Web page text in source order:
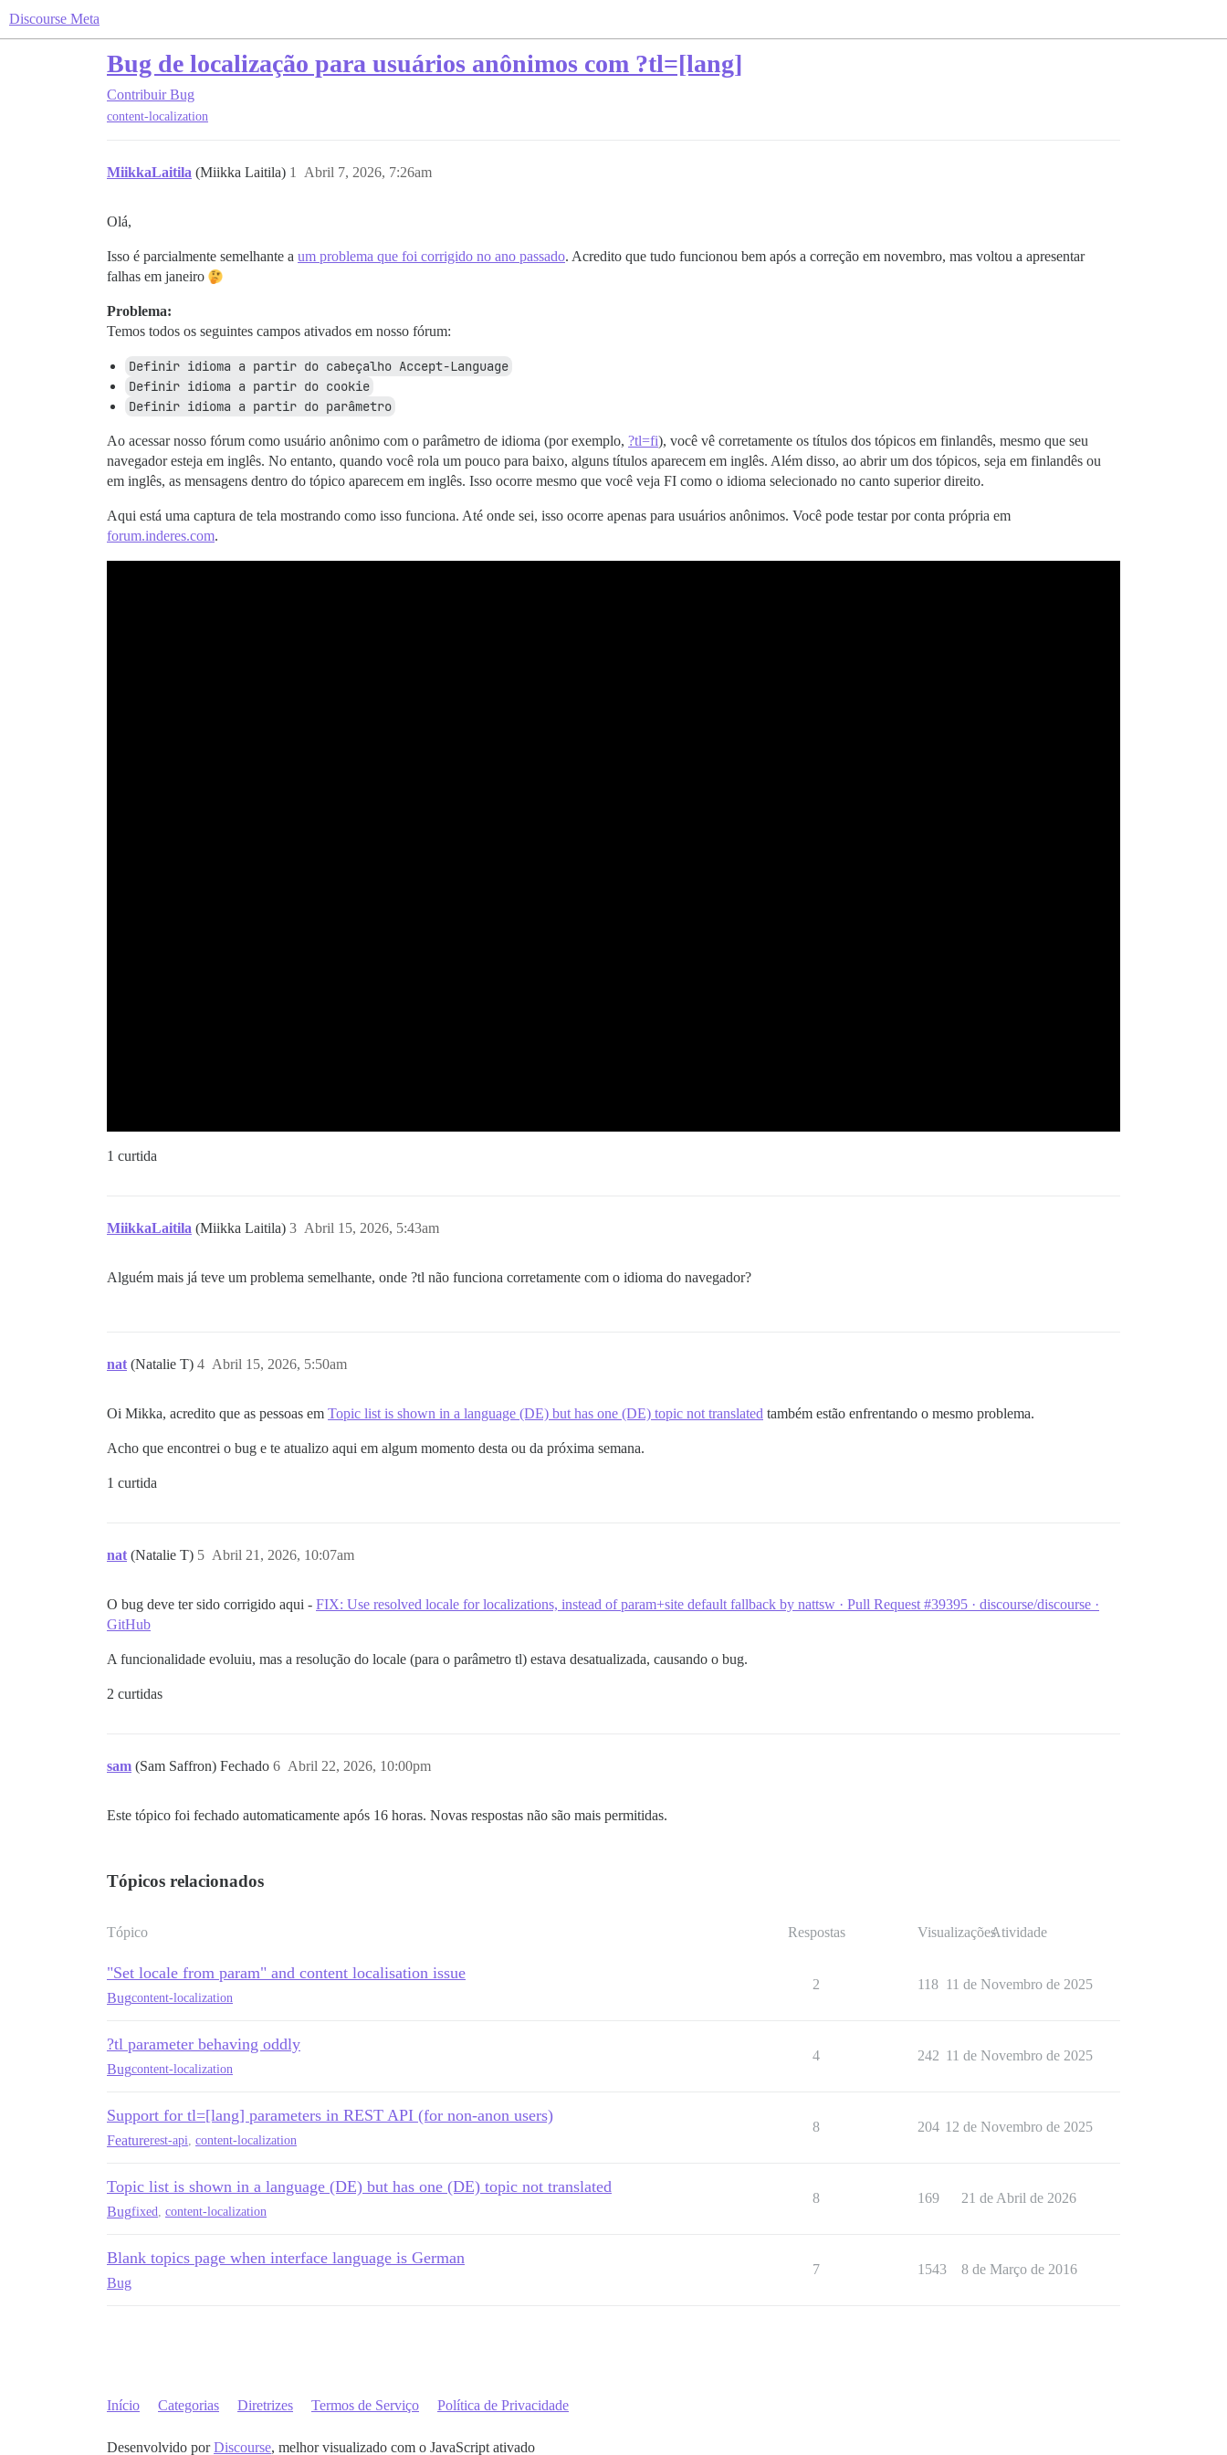
Discourse Meta
Bug de localização para usuários anônimos com ?tl=[lang]
Contribuir Bug
content-localization
MiikkaLaitila (Miikka Laitila) Abril 7, 2026, 7:26am
1
Olá,
Isso é parcialmente semelhante a um problema que foi corrigido no ano passado. Acredito que tudo funcionou bem após a correção em novembro, mas voltou a apresentar
falhas em janeiro
Problema:
Temos todos os seguintes campos ativados em nosso fórum:
Definir idioma a partir do cabeçalho Accept-Language
Definir idioma a partir do cookie
Definir idioma a partir do parâmetro
Ao acessar nosso fórum como usuário anônimo com o parâmetro de idioma (por exemplo, ?tl=fi), você vê corretamente os títulos dos tópicos em finlandês, mesmo que seu
navegador esteja em inglês. No entanto, quando você rola um pouco para baixo, alguns títulos aparecem em inglês. Além disso, ao abrir um dos tópicos, seja em finlandês ou
em inglês, as mensagens dentro do tópico aparecem em inglês. Isso ocorre mesmo que você veja FI como o idioma selecionado no canto superior direito.
Aqui está uma captura de tela mostrando como isso funciona. Até onde sei, isso ocorre apenas para usuários anônimos. Você pode testar por conta própria em
forum.inderes.com.
1 curtida
MiikkaLaitila (Miikka Laitila) Abril 15, 2026, 5:43am
3
Alguém mais já teve um problema semelhante, onde ?tl não funciona corretamente com o idioma do navegador?
nat (Natalie T) Abril 15, 2026, 5:50am
4
Oi Mikka, acredito que as pessoas em Topic list is shown in a language (DE) but has one (DE) topic not translated também estão enfrentando o mesmo problema.
Acho que encontrei o bug e te atualizo aqui em algum momento desta ou da próxima semana.
1 curtida
nat (Natalie T) Abril 21, 2026, 10:07am
5
O bug deve ter sido corrigido aqui - FIX: Use resolved locale for localizations, instead of param+site default fallback by nattsw · Pull Request #39395 · discourse/discourse ·
GitHub
A funcionalidade evoluiu, mas a resolução do locale (para o parâmetro tl) estava desatualizada, causando o bug.
2 curtidas
sam (Sam Saffron) Fechado Abril 22, 2026, 10:00pm
6
Este tópico foi fechado automaticamente após 16 horas. Novas respostas não são mais permitidas.
Tópicos relacionados
Tópico Respostas VisualizaçõesAtividade
"Set locale from param" and content localisation issue
Bugcontent-localization
2 118 11 de Novembro de 2025
?tl parameter behaving oddly
Bugcontent-localization
4 242 11 de Novembro de 2025
Support for tl=[lang] parameters in REST API (for non-anon users)
Featurerest-api, content-localization
8 204 12 de Novembro de 2025
Topic list is shown in a language (DE) but has one (DE) topic not translated
Bugfixed, content-localization
8 169 21 de Abril de 2026
Blank topics page when interface language is German
Bug
7 1543 8 de Março de 2016
Início Categorias Diretrizes Termos de Serviço Política de Privacidade
Desenvolvido porDiscourse, melhor visualizado com o JavaScript ativado